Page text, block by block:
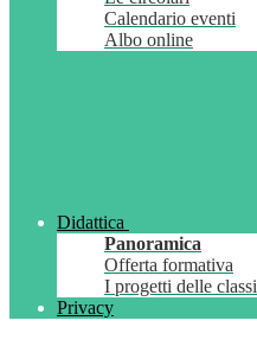
Calendario eventi
Albo online
Didattica
Panoramica
Offerta formativa
I progetti delle classi
Privacy